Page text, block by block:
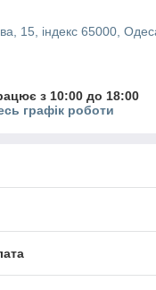
15, індекс 65000,
з 10:00 до 18:00
графік роботи